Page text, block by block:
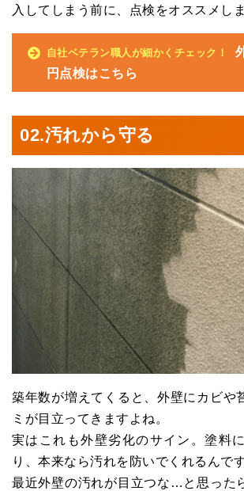
入してしまう前に、点検をオススメしま
自社ベテラン職人が細かくチェック！
円点検はこちら
02.汚れから守る
築年数が増えてくると、外壁にカビや
ミが目立ってきますよね。
実はこれも外壁劣化のサイン。塗料
り、本来なら汚れを防いでくれるんです
最近外壁の汚れが目立つな…と思った